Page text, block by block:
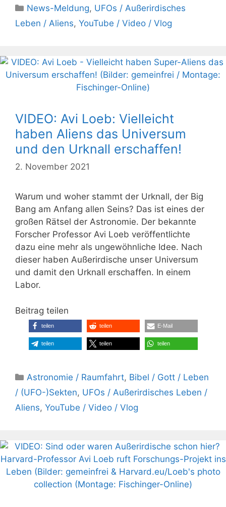
Kategorien
News-Meldung, UFOs / Außerirdisches
Leben / Aliens, YouTube / Video / Vlog
VIDEO: Avi Loeb: Vielleicht
haben Aliens das Universum
und den Urknall erschaffen!
2. November 2021
Warum und woher stammt der Urknall, der Big
Bang am Anfang allen Seins? Das ist eines der
großen Rätsel der Astronomie. Der bekannte
Forscher Professor Avi Loeb veröffentlichte
dazu eine mehr als ungewöhnliche Idee. Nach
dieser haben Außerirdische unser Universum
und damit den Urknall erschaffen. In einem
Labor.
Beitrag teilen
teilen teilen E-Mail
teilen teilen teilen
Kategorien
Astronomie / Raumfahrt, Bibel / Gott / Leben
/ (UFO-)Sekten, UFOs / Außerirdisches Leben /
Aliens, YouTube / Video / Vlog